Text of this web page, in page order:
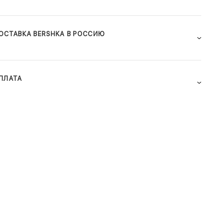
BERSHKA В РОССИЮ